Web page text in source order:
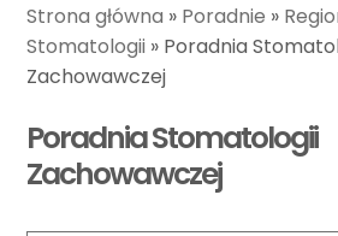
Strona główna » Poradnie »
Stomatologii » Poradnia
Zachowawczej
Poradnia Stomatologii
Zachowawczej